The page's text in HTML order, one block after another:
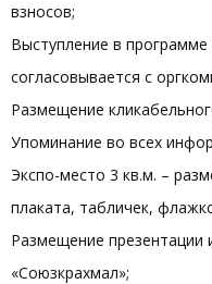
взносов;
Выступление в
согласовывается с
Размещение
Упоминание во всех
Экспо-место 3 кв.м. –
плаката, табличек,
Размещение презентации
«Союзкрахмал»;